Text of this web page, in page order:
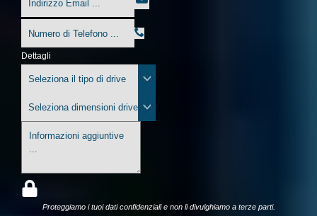
Dettagli
Proteggiamo i tuoi dati confidenziali e non li divulghiamo a terze parti.